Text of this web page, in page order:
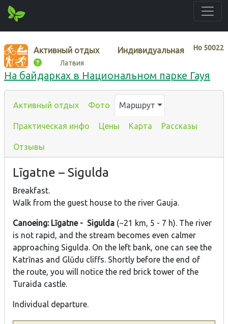
Нo 50022
Активный отдых Индивидуальная
Латвия
На байдарках в Национальном парке Гауя
Активный отдых Фото Маршрут
Практическая инфо Цены Карта Рассказы
Отзывы
Līgatne – Sigulda
Breakfast.
Walk from the guest house to the river Gauja.
Canoeing: Līgatne - Sigulda (~21 km, 5 - 7 h). The river
is not rapid, and the stream becomes even calmer
approaching Sigulda. On the left bank, one can see the
Katrīnas and Glūdu cliffs. Shortly before the end of
the route, you will notice the red brick tower of the
Turaida castle.
Individual departure.